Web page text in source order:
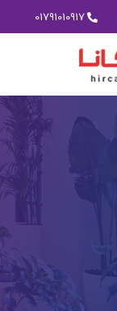
01791010917